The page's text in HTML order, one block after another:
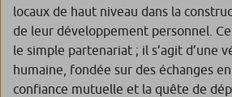
locaux de haut niveau dans la
de leur développement personnel.
le simple partenariat ; il s’agit d’une
humaine, fondée sur des échanges
confiance mutuelle et la quête de